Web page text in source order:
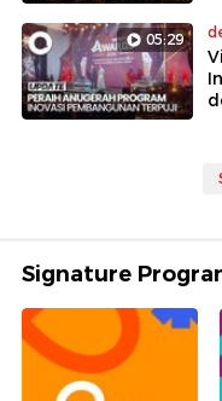
05:29
Signature